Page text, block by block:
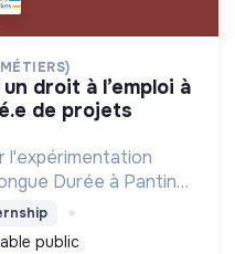
de projets
l'expérimentation
Durée à Pantin
des emplois
territoire
public